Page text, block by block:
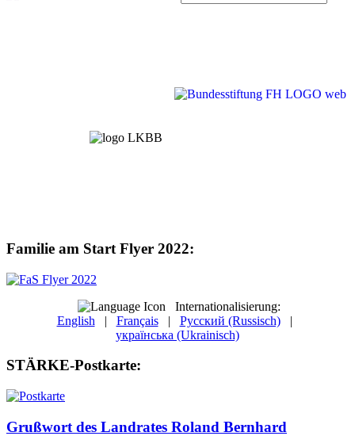
Familie am Start Flyer 2022:
Internationalisierung:
English | Français| Русский (Russisch)|
українська (Ukrainisch)
STÄRKE-Postkarte:
Grußwort des Landrates Roland Bernhard